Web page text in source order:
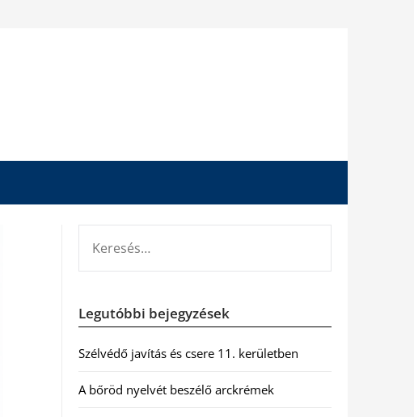
Legutóbbi bejegyzések
Szélvédő javítás és csere 11. kerületben
A bőröd nyelvét beszélő arckrémek